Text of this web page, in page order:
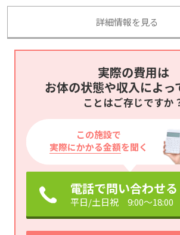
詳細情報を見る
実際の費用は
お体の状態や収入によっ
ことはご存じですか
この施設で
実際にかかる金額を聞く
電話で問い合わせる
平日/土日祝 9:00～18:00